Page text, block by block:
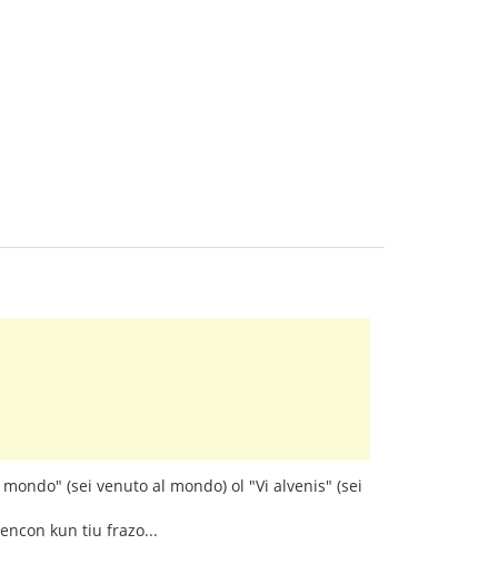
(sei venuto al mondo) ol "Vi alvenis" (sei
kun tiu frazo...